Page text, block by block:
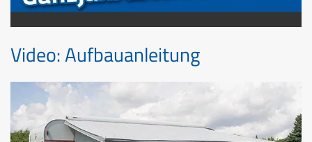
Video: Aufbauanleitung